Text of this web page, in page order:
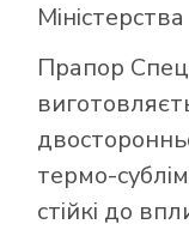
Прапор
термо-
стійкі до